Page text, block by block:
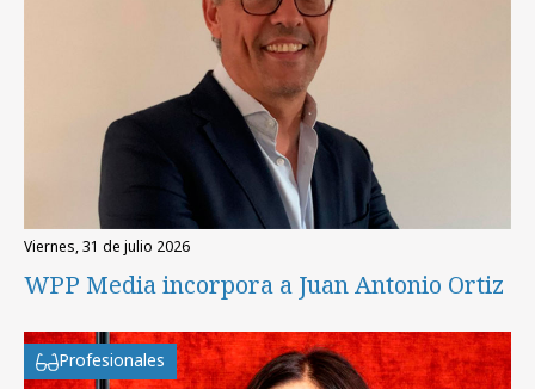
viernes, 31 de julio 2026
WPP Media incorpora a Juan Antonio Ortiz
Profesionales